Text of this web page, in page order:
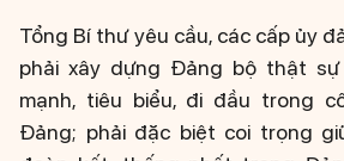
Tổng Bí thư yêu cầu, các cấp ủy
phải xây dựng Đảng bộ thật
mạnh, tiêu biểu, đi đầu trong
Đảng; phải đặc biệt coi trọng